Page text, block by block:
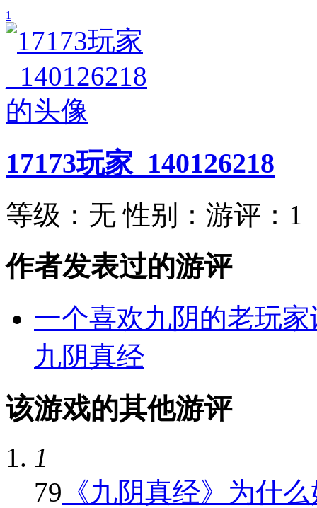
1
17173玩家_140126218
等级： 无 性别： 游评： 1
作者发表过的游评
一个喜欢九阴的老玩
九阴真经
该游戏的其他游评
1
79 《九阴真经》为什